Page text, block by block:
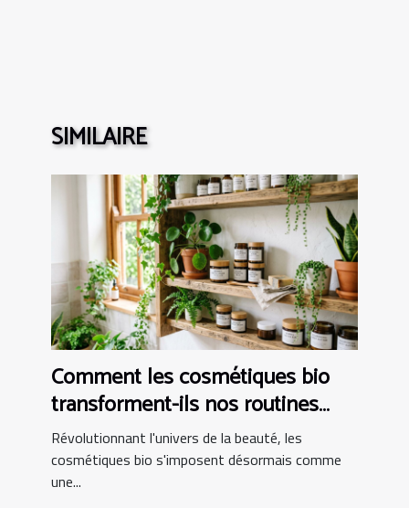
SIMILAIRE
Comment les cosmétiques bio
transforment-ils nos routines
beauté ?
Révolutionnant l'univers de la beauté, les
cosmétiques bio s'imposent désormais comme
une...